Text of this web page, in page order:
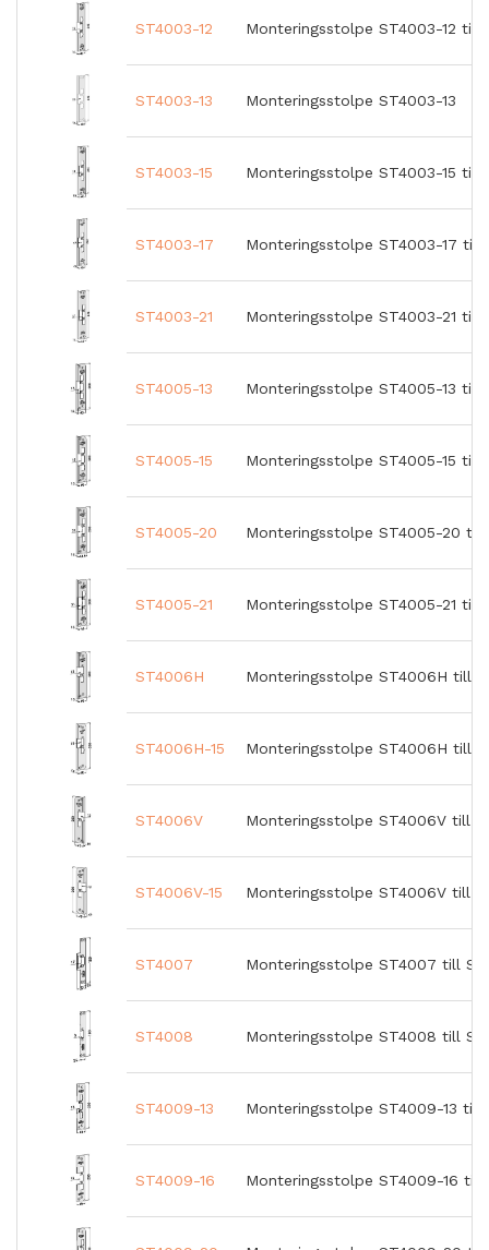
ST4003-12 Monteringsstolpe ST4003-12 till
ST4003-13 Monteringsstolpe ST4003-13
ST4003-15 Monteringsstolpe ST4003-15 till
ST4003-17 Monteringsstolpe ST4003-17 till
ST4003-21 Monteringsstolpe ST4003-21 till
ST4005-13 Monteringsstolpe ST4005-13 till
ST4005-15 Monteringsstolpe ST4005-15 till
ST4005-20 Monteringsstolpe ST4005-20 till
ST4005-21 Monteringsstolpe ST4005-21 till
ST4006H Monteringsstolpe ST4006H till
ST4006H-15 Monteringsstolpe ST4006H till
ST4006V Monteringsstolpe ST4006V till
ST4006V-15 Monteringsstolpe ST4006V till
ST4007 Monteringsstolpe ST4007 till
ST4008 Monteringsstolpe ST4008 till
ST4009-13 Monteringsstolpe ST4009-13 till
ST4009-16 Monteringsstolpe ST4009-16 till